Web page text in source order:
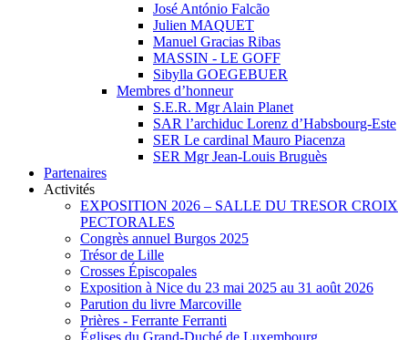
José António Falcão
Julien MAQUET
Manuel Gracias Ribas
MASSIN - LE GOFF
Sibylla GOEGEBUER
Membres d’honneur
S.E.R. Mgr Alain Planet
SAR l’archiduc Lorenz d’Habsbourg-Este
SER Le cardinal Mauro Piacenza
SER Mgr Jean-Louis Bruguès
Partenaires
Activités
EXPOSITION 2026 – SALLE DU TRESOR CROIX
PECTORALES
Congrès annuel Burgos 2025
Trésor de Lille
Crosses Épiscopales
Exposition à Nice du 23 mai 2025 au 31 août 2026
Parution du livre Marcoville
Prières - Ferrante Ferranti